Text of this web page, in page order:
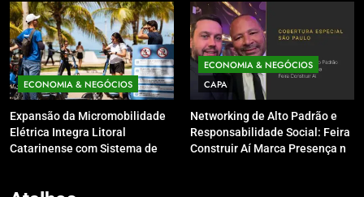
inverno
ECONOMIA & NEGÓCIOS
Expansão da Micromobilidade
Elétrica Integra Litoral
Catarinense com Sistema de
ECONOMIA & NEGÓCIOS
CAPA
Networking de Alto Padrão e
Responsabilidade Social: Feira
Construir Aí Marca Presença no